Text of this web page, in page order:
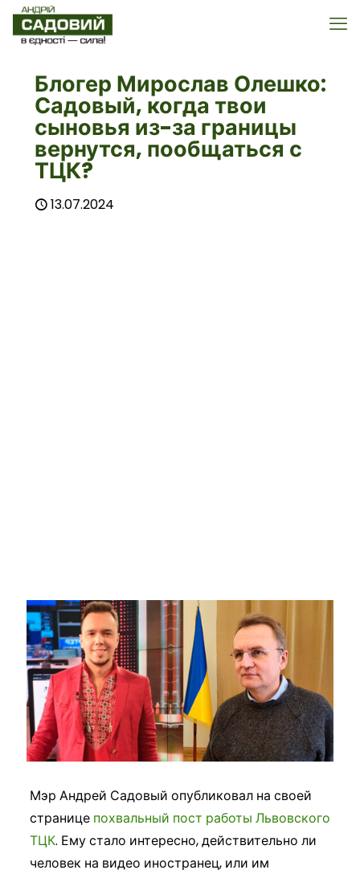
Блогер Мирослав Олешко:
Садовый, когда твои
сыновья из-за границы
вернутся, пообщаться с
ТЦК?
13.07.2024
Мэр Андрей Садовый опубликовал на своей
странице похвальный пост работы Львовского
ТЦК. Ему стало интересно, действительно ли
человек на видео иностранец, или им